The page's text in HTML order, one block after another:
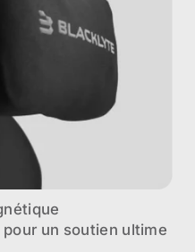
un soutien ultime